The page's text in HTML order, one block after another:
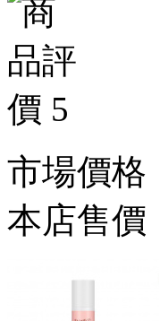
市場價格
本店售價